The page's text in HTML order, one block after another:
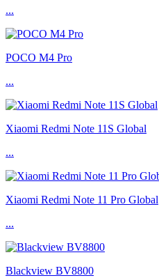
...
POCO M4 Pro
...
Xiaomi Redmi Note 11S Global
...
Xiaomi Redmi Note 11 Pro Global
...
Blackview BV8800